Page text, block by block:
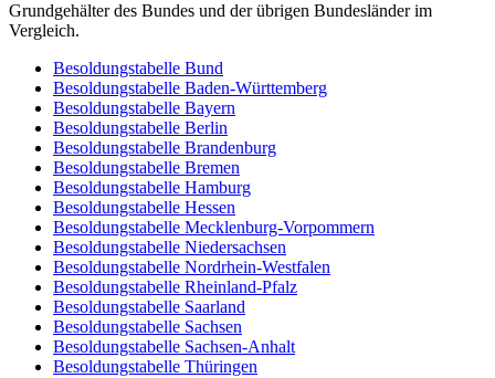
Grundgehälter des Bundes und der übrigen Bundesländer im
Vergleich.
Besoldungstabelle Bund
Besoldungstabelle Baden-Württemberg
Besoldungstabelle Bayern
Besoldungstabelle Berlin
Besoldungstabelle Brandenburg
Besoldungstabelle Bremen
Besoldungstabelle Hamburg
Besoldungstabelle Hessen
Besoldungstabelle Mecklenburg-Vorpommern
Besoldungstabelle Niedersachsen
Besoldungstabelle Nordrhein-Westfalen
Besoldungstabelle Rheinland-Pfalz
Besoldungstabelle Saarland
Besoldungstabelle Sachsen
Besoldungstabelle Sachsen-Anhalt
Besoldungstabelle Thüringen